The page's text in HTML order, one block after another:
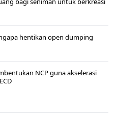
hentikan open dumping
NCP guna akselerasi